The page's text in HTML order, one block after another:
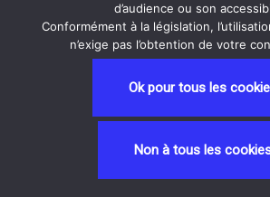
Neve| Propulsé par
Privacy and Terms
d’audience ou son
Conformément à la législation,
n’exige pas l’obtention de votre
Ok pour tous les
Non à tous les